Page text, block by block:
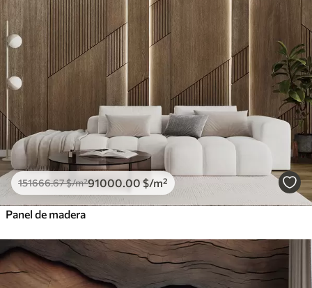
151666.67$/m²91000 .00 $/m²
Panel de madera